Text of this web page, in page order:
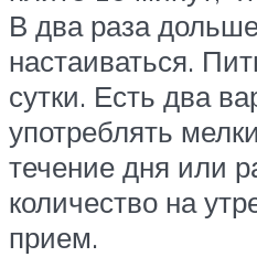
В два раза
настаиваться.
сутки. Есть два
употреблять
течение дня или
количество на
прием.